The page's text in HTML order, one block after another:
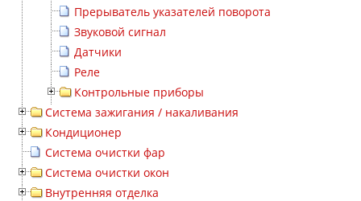
Прерыватель указателей поворота
Звуковой сигнал
Датчики
Реле
Контрольные приборы
Система зажигания / накаливания
Кондиционер
Система очистки фар
Система очистки окон
Внутренняя отделка